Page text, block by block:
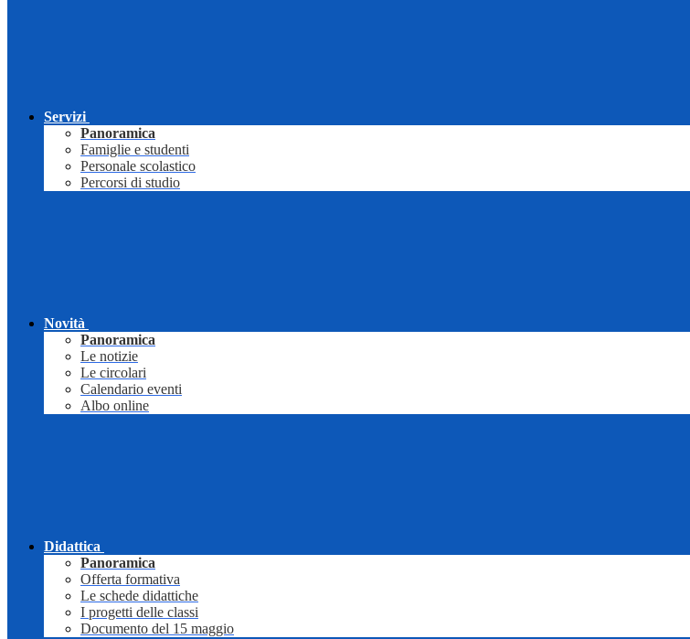
Servizi
Panoramica
Famiglie e studenti
Personale scolastico
Percorsi di studio
Novità
Panoramica
Le notizie
Le circolari
Calendario eventi
Albo online
Didattica
Panoramica
Offerta formativa
Le schede didattiche
I progetti delle classi
Documento del 15 maggio